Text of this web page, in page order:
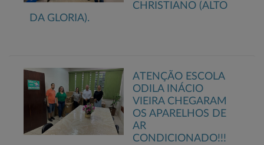
CHRISTIANO (ALTO
DA GLORIA).
ATENÇÃO ESCOLA
ODILA INÁCIO
VIEIRA CHEGARAM
OS APARELHOS DE
AR
CONDICIONADO!!!